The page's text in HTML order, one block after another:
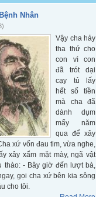
Công vụ
tông đồ -
phần 4
(View: 7879)
Công vụ
tông đồ -
phần 1
(View: 7587)
Công vụ
Nhân
Vậy cha hảy
tha thứ cho
con vì con
đã trót dại
cạy tủ lấy
hết số tiền
mà cha đã
dành dụm
mấy năm
qua để xây
xứ vốn đau tim, vừa nghe,
xây xẩm mặt mày, ngã vật
thào: - Bây giờ đến lượt bà,
gọi cha xứ bên kia sông
cho tôi.